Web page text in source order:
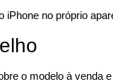
iPhone no próprio
o modelo à